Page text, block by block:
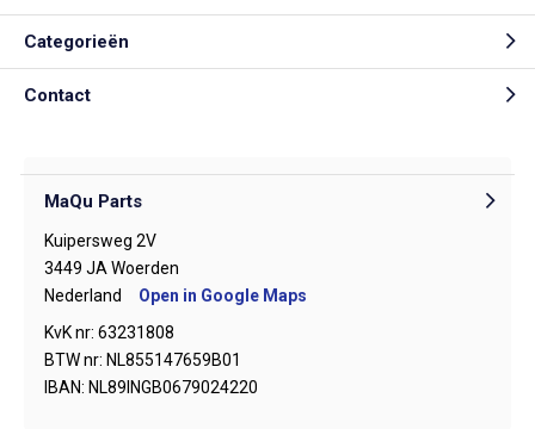
Categorieën
Contact
MaQu Parts
Kuipersweg 2V
3449 JA Woerden
Nederland
Open in Google Maps
KvK nr: 63231808
BTW nr: NL855147659B01
IBAN: NL89INGB0679024220